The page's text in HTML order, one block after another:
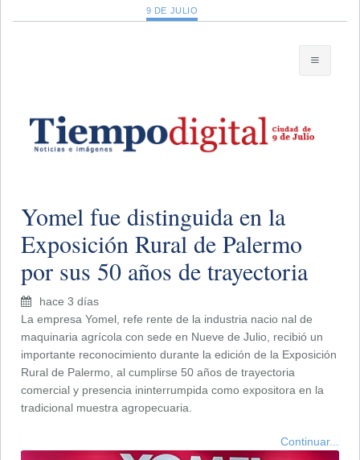
9 DE JULIO
Yomel fue distinguida en la
Exposición Rural de Palermo
por sus 50 años de trayectoria
hace 3 días
La empresa Yomel, refe rente de la industria nacio nal de
maquinaria agrícola con sede en Nueve de Julio, recibió un
importante reconocimiento durante la edición de la Exposición
Rural de Palermo, al cumplirse 50 años de trayectoria
comercial y presencia ininterrumpida como expositora en la
tradicional muestra agropecuaria.
Continuar...